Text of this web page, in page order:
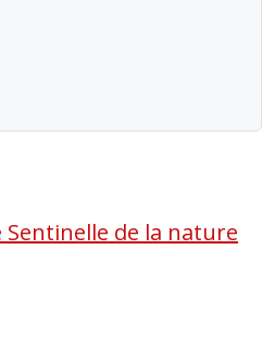
de la nature